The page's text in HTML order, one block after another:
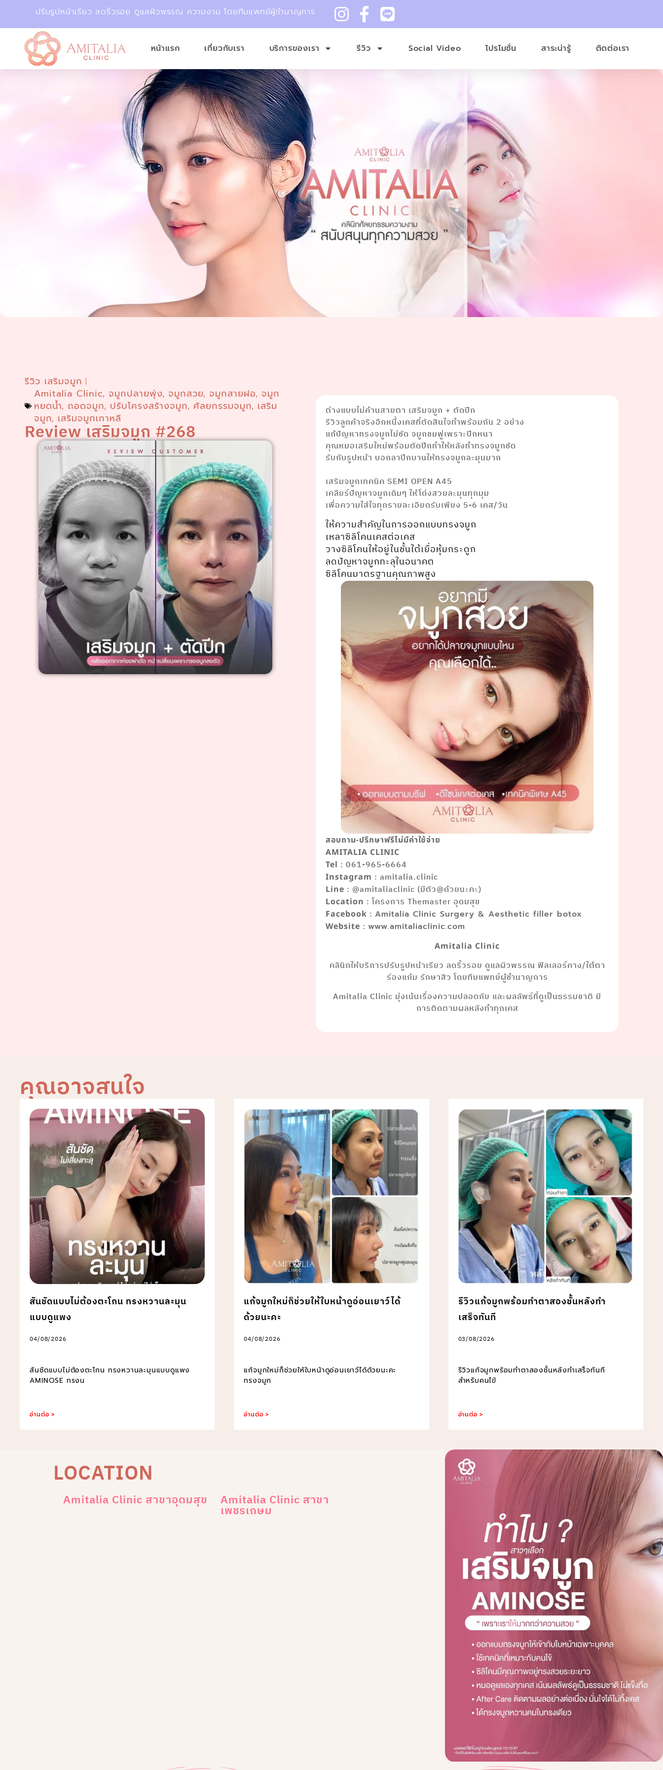
ปรับรูปหน้าเรียว ลดริ้วรอย ดูแลผิวพรรณ ความงาม โดยทีมแพทย์ผู้ชำนาญการ
หน้าแรก เกี่ยวกับเรา บริการของเรา รีวิว Social Video โปรโมชั่น สาระน่ารู้ ติดต่อเรา
รีวิว เสริมจมูก
Amitalia Clinic,จมูกปลายพุ่ง,จมูกสวย,จมูกสายฝอ,จมูก
หยดน้ำ, ถอดจมูก, ปรับโครงสร้างจมูก, ศัลยกรรมจมูก, เสริม
จมูก, เสริมจมูกเกาหลี
Review เสริมจมูก #268
ต่างแบบไม่ค้านสายตา เสริมจมูก + ตัดปีก
รีวิวลูกค้าจริงอีกหนึ่งเคสที่ตัดสินใจทำพร้อมกัน 2 อย่าง
แก้ปัญหาทรงจมูกไม่ชัด จมูกชมพู่เพราะปีกหนา
คุณหมอเสริมใหม่พร้อมตัดปีกทำให้หลังทำทรงจมูกชัด
รับกับรูปหน้า บอกลาปีกบานให้ทรงจมูกละมุนมาก
เสริมจมูกเทคนิค SEMI OPEN A45
เคลียร์ปัญหาจมูกเดิมๆ ให้โด่งสวยละมุนทุกมุม
เพื่อความใส่ใจทุกรายละเอียดรับเพียง 5-6 เคส/วัน
ให้ความสำคัญในการออกแบบทรงจมูก
เหลาซิลิโคนเคสต่อเคส
วางซิลิโคนให้อยู่ในชั้นใต้เยื่อหุ้มกระดูก
ลดปัญหาจมูกทะลุในอนาคต
ซิลิโคนมาตรฐานคุณภาพสูง
สอบถาม-ปรึกษาฟรีไม่มีค่าใช้จ่าย
AMITALIA CLINIC
Tel : 061-965-6664
Instagram : amitalia.clinic
Line : @amitaliaclinic (มีตัว@ด้วยนะคะ)
Location : โครงการ Themaster อุดมสุข
Facebook :Amitalia Clinic Surgery & Aesthetic filler botox
Website :www.amitaliaclinic.com
Amitalia Clinic
คลินิกให้บริการปรับรูปหน้าเรียว ลดริ้วรอย ดูแลผิวพรรณ ฟิลเลอร์คาง/ใต้ตา
ร่องแก้ม รักษาสิว โดยทีมแพทย์ผู้ชำนาญการ
Amitalia Clinic มุ่งเน้นเรื่องความปลอดภัย และผลลัพธ์ที่ดูเป็นธรรมชาติ มี
การติดตามผลหลังทำทุกเคส
คุณอาจสนใจ
สันชัดแบบไม่ต้องตะโกน ทรงหวานละมุน
แบบดูแพง
04/08/2026
สันชัดแบบไม่ต้องตะโกน ทรงหวานละมุนแบบดูแพง
AMINOSE ทรงน
อ่านต่อ >
แก้จมูกใหม่ก็ช่วยให้ใบหน้าดูอ่อนเยาว์ได้
ด้วยนะคะ
04/08/2026
แก้จมูกใหม่ก็ช่วยให้ใบหน้าดูอ่อนเยาว์ได้ด้วยนะคะ
ทรงจมูก
อ่านต่อ >
รีวิวแก้จมูกพร้อมทำตาสองชั้นหลังทำ
เสร็จทันที
03/08/2026
รีวิวแก้จมูกพร้อมทำตาสองชั้นหลังทำเสร็จทันที
สำหรับคนไข้
อ่านต่อ >
LOCATION
Amitalia Clinic สาขาอุดมสุข Amitalia Clinic สาขา
เพชรเกษม